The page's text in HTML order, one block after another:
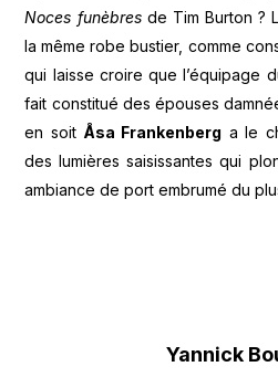
Noces funèbresde Tim Burton ?
la même robe bustier, comme
qui laisse croire que l’équipage
fait constitué des épouses
en soit Åsa Frankenberg a le
des lumières saisissantes qui
ambiance de port embrumé du
Yannick